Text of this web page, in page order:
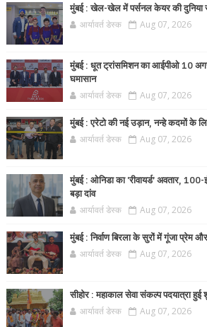
मुंबई : खेल-खेल में पर्सनल केयर की दुनिया
आर्यावर्त डेस्क Aug 07, 2026
मुंबई : धूत ट्रांसमिशन का आईपीओ 10
घमासान
आर्यावर्त डेस्क Aug 07, 2026
मुंबई : एरेटो की नई उड़ान, नन्हे कदमों के
आर्यावर्त डेस्क Aug 07, 2026
मुंबई : ओनिडा का 'रीवायर्ड’ अवतार,
बड़ा दांव
आर्यावर्त डेस्क Aug 07, 2026
मुंबई : निर्वाण बिरला के सुरों में गूंजा प्रेम
आर्यावर्त डेस्क Aug 07, 2026
सीहोर : महाकाल सेवा संकल्प पदयात्रा हुई
आर्यावर्त डेस्क Aug 07, 2026